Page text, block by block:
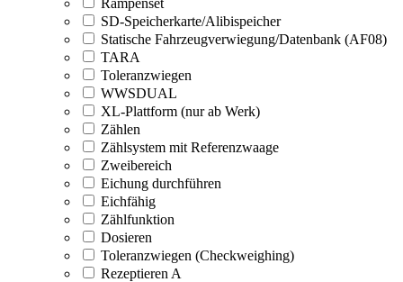
SD-Speicherkarte/Alibispeicher
Statische Fahrzeugverwiegung/Datenbank (AF08)
TARA
Toleranzwiegen
WWSDUAL
XL-Plattform (nur ab Werk)
Zählen
Zählsystem mit Referenzwaage
Zweibereich
Eichung durchführen
Eichfähig
Zählfunktion
Dosieren
Toleranzwiegen (Checkweighing)
Rezeptieren A